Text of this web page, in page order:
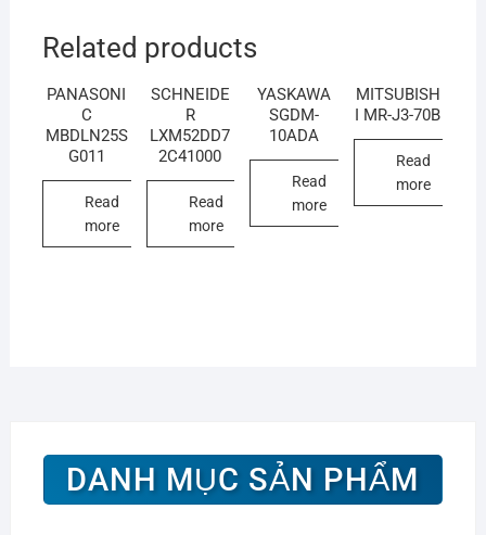
Related products
PANASONI
C
MBDLN25S
G011
Read
more
SCHNEIDE
R
LXM52DD7
2C41000
Read
more
YASKAWA
SGDM-
10ADA
Read
more
MITSUBISH
I MR-J3-70B
Read
more
DANH MỤC SẢN PHẨM